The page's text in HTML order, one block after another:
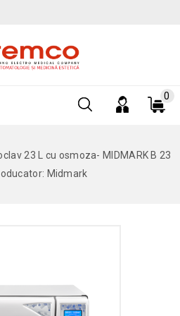
0
23 L cu osmoza- MIDMARK B 23
Midmark